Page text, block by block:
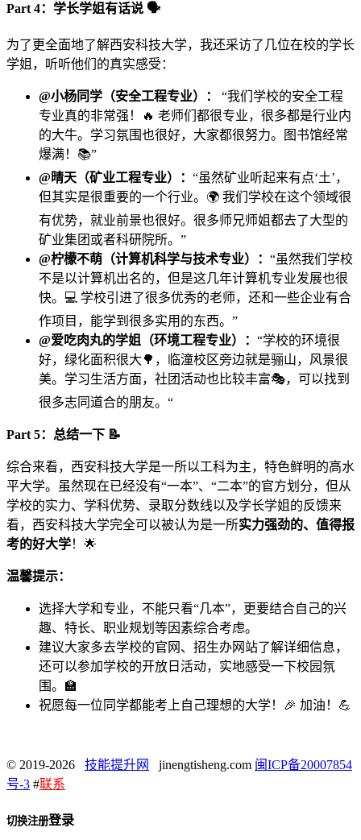
Part 4：学长学姐有话说 🗣️
为了更全面地了解西安科技大学，我还采访了几位在校的学长
学姐，听听他们的真实感受：
@小杨同学（安全工程专业）：
“我们学校的安全工程
专业真的非常强！🔥 老师们都很专业，很多都是行业内
的大牛。学习氛围也很好，大家都很努力。图书馆经常
爆满！📚”
@晴天（矿业工程专业）： “虽然矿业听起来有点‘土’，
但其实是很重要的一个行业。🌍 我们学校在这个领域很
有优势，就业前景也很好。很多师兄师姐都去了大型的
矿业集团或者科研院所。”
@柠檬不萌（计算机科学与技术专业）： “虽然我们学校
不是以计算机出名的，但是这几年计算机专业发展也很
快。💻 学校引进了很多优秀的老师，还和一些企业有合
作项目，能学到很多实用的东西。”
@爱吃肉丸的学姐（环境工程专业）： “学校的环境很
好，绿化面积很大🌳，临潼校区旁边就是骊山，风景很
美。学习生活方面，社团活动也比较丰富🎭，可以找到
很多志同道合的朋友。“
Part 5：总结一下 📝
综合来看，西安科技大学是一所以工科为主，特色鲜明的高水
平大学。虽然现在已经没有“一本”、“二本”的官方划分，但从
学校的实力、学科优势、录取分数线以及学长学姐的反馈来
看，西安科技大学完全可以被认为是一所实力强劲的、值得报
考的好大学！🌟
温馨提示：
选择大学和专业，不能只看“几本”，更要结合自己的兴
趣、特长、职业规划等因素综合考虑。
建议大家多去学校的官网、招生办网站了解详细信息，
还可以参加学校的开放日活动，实地感受一下校园氛
围。🏫
祝愿每一位同学都能考上自己理想的大学！🎉 加油！💪
© 2019-2026 技能提升网 jinengtisheng.com 闽ICP备20007854
号-3 #联系
切换注册登录